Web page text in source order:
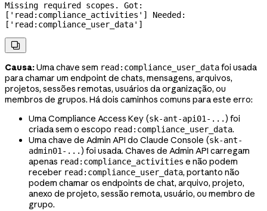
Missing required scopes. Got:
['read:compliance_activities'] Needed:
['read:compliance_user_data']

Causa:Uma chave sem read:compliance_user_datafoi usada
para chamar um endpoint de chats, mensagens, arquivos,
projetos, sessões remotas, usuários da organização, ou
membros de grupos. Há dois caminhos comuns para este erro:
Uma Compliance Access Key (sk-ant-api01-... ) foi
criada sem o escopo read:compliance_user_data.
Uma chave de Admin API do Claude Console (sk-ant-
admin01-... ) foi usada. Chaves de Admin API carregam
apenas read:compliance_activities e não podem
receber read:compliance_user_data, portanto não
podem chamar os endpoints de chat, arquivo, projeto,
anexo de projeto, sessão remota, usuário, ou membro de
grupo.